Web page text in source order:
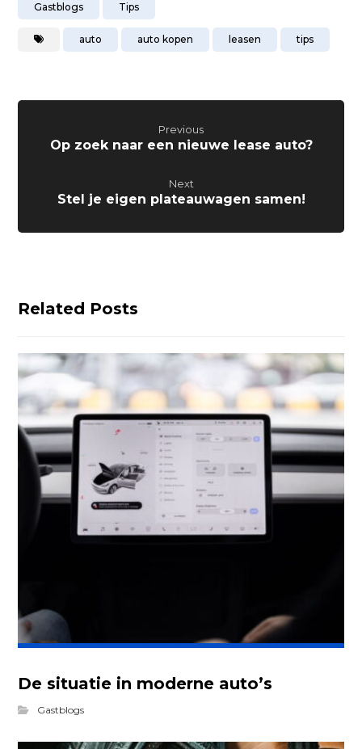
Gastblogs Tips
auto auto kopen leasen tips
Previous
Op zoek naar een nieuwe lease auto?
Next
Stel je eigen plateauwagen samen!
Related Posts
De situatie in moderne auto’s
Gastblogs